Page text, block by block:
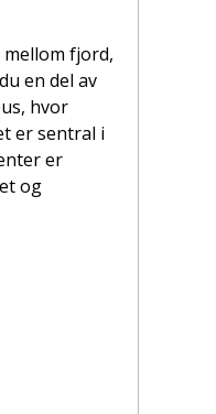
fjord,
en del av
hvor
er sentral i
er
og